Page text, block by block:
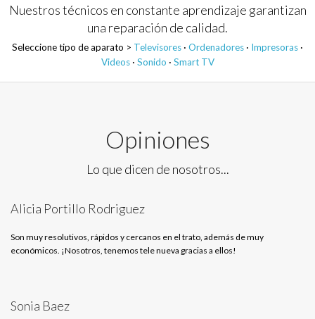
Nuestros técnicos en constante aprendizaje garantizan
una reparación de calidad.
Seleccione tipo de aparato > Televisores · Ordenadores · Impresoras ·
Videos· Sonido · Smart TV
Opiniones
Lo que dicen de nosotros...
Alicia Portillo Rodriguez
Son muy resolutivos, rápidos y cercanos en el trato, además de muy
económicos. ¡Nosotros, tenemos tele nueva gracias a ellos!
Sonia Baez